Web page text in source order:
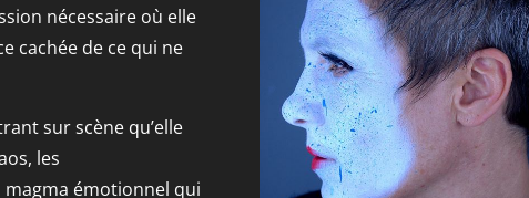
nécessaire où elle
cachée de ce qui ne
sur scène qu’elle
les
émotionnel qui